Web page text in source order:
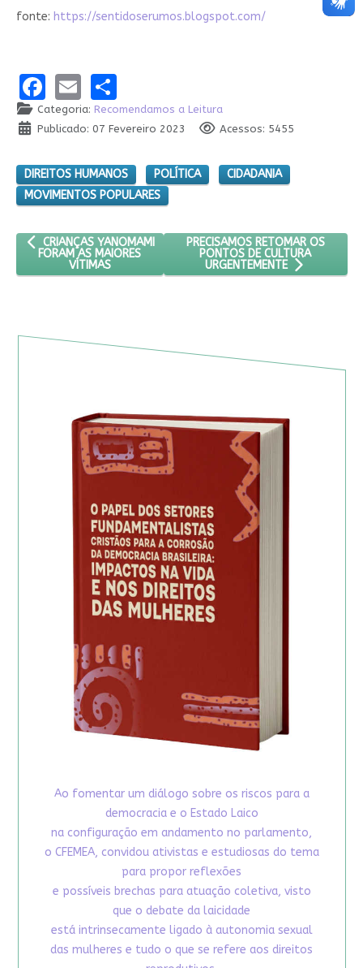
fonte: https://sentidoserumos.blogspot.com/
Facebook
EmailShare
Categoria: Recomendamos a Leitura
Publicado: 07 Fevereiro 2023
Acessos: 5455
DIREITOS HUMANOS POLÍTICA
CIDADANIA
MOVIMENTOS POPULARES
ARTIGO ANTERIOR: CRIANÇAS YANOMAMI FORAM AS MAIORES
CRIANÇAS YANOMAMI
FORAM AS MAIORES
VÍTIMAS
PRÓXIMO ARTIGO: PRECISAMOS
PRECISAMOS RETOMAR OS
PONTOS DE CULTURA
URGENTEMENTE
Ao fomentar um diálogo sobre os riscos para a
democracia e o Estado Laico
na configuração em andamento no parlamento,
o CFEMEA, convidou ativistas e estudiosas do tema
para propor reflexões
e possíveis brechas para atuação coletiva, visto
que o debate da laicidade
está intrinsecamente ligado à autonomia sexual
das mulheres e tudo o que se refere aos direitos